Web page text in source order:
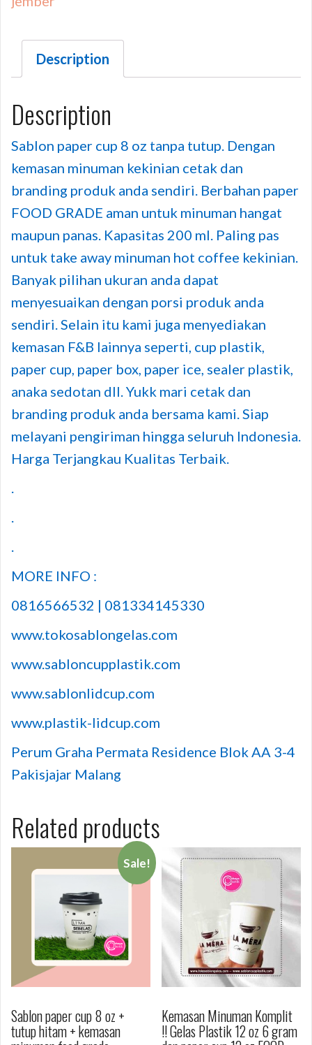
Description
Description
Sablon paper cup 8 oz tanpa tutup. Dengan
kemasan minuman kekinian cetak dan
branding produk anda sendiri. Berbahan paper
FOOD GRADE aman untuk minuman hangat
maupun panas. Kapasitas 200 ml. Paling pas
untuk take away minuman hot coffee kekinian.
Banyak pilihan ukuran anda dapat
menyesuaikan dengan porsi produk anda
sendiri. Selain itu kami juga menyediakan
kemasan F&B lainnya seperti, cup plastik,
paper cup, paper box, paper ice, sealer plastik,
anaka sedotan dll. Yukk mari cetak dan
branding produk anda bersama kami. Siap
melayani pengiriman hingga seluruh Indonesia.
Harga Terjangkau Kualitas Terbaik.
.
.
.
MORE INFO :
0816566532 | 081334145330
www.tokosablongelas.com
www.sabloncupplastik.com
www.sablonlidcup.com
www.plastik-lidcup.com
Perum Graha Permata Residence Blok AA 3-4
Pakisjajar Malang
Related products
Sale!
Sablon paper cup 8 oz +
tutup hitam + kemasan
Kemasan Minuman Komplit
!! Gelas Plastik 12 oz 6 gram